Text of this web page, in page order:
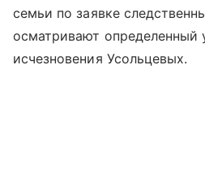
семьи по заявке
осматривают определенный
исчезновения Усольцевых.